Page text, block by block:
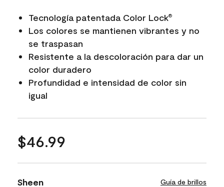
Tecnología patentada Color Lock®
Los colores se mantienen vibrantes y no
se traspasan
Resistente a la descoloración para dar un
color duradero
Profundidad e intensidad de color sin
igual
$46.99
Sheen Guía de brillos